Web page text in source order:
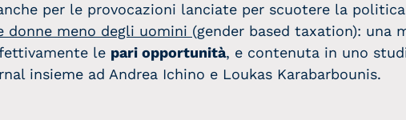
per le provocazioni lanciate per scuotere la
donne meno degli uomini (gender based taxation): una
le pari opportunità, e contenuta in uno
insieme ad Andrea Ichino e Loukas Karabarbounis.